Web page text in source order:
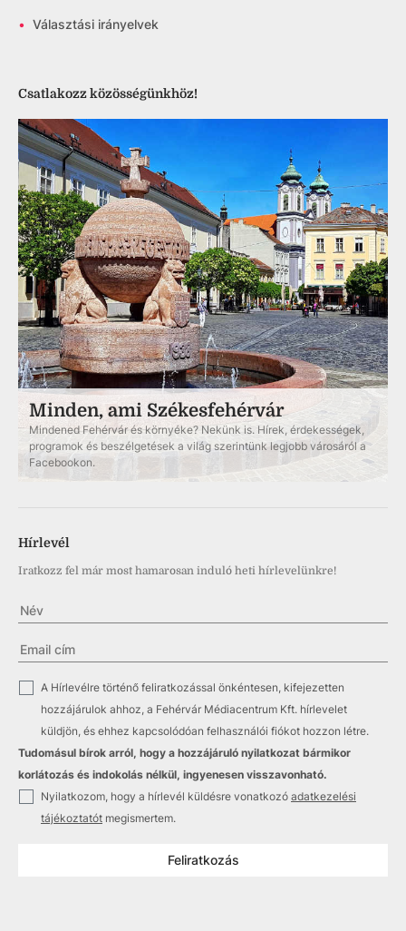
• Választási irányelvek
Csatlakozz közösségünkhöz!
Minden, ami Székesfehérvár
Mindened Fehérvár és környéke? Nekünk is. Hírek, érdekességek,
programok és beszélgetések a világ szerintünk legjobb városáról a
Facebookon.
Hírlevél
Iratkozz fel már most hamarosan induló heti hírlevelünkre!
A Hírlevélre történő feliratkozással önkéntesen, kifejezetten
hozzájárulok ahhoz, a Fehérvár Médiacentrum Kft. hírlevelet
küldjön, és ehhez kapcsolódóan felhasználói fiókot hozzon létre.
Tudomásul bírok arról, hogy a hozzájáruló nyilatkozat bármikor
korlátozás és indokolás nélkül, ingyenesen visszavonható.
Nyilatkozom, hogy a hírlevél küldésre vonatkozó adatkezelési
tájékoztatót megismertem.
Feliratkozás